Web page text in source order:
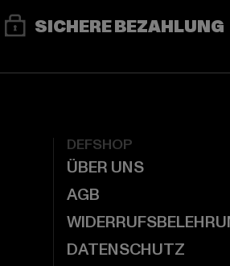
SICHERE BEZAHLUNG
DEFSHOP
ÜBER UNS
AGB
DATENSCHUTZ